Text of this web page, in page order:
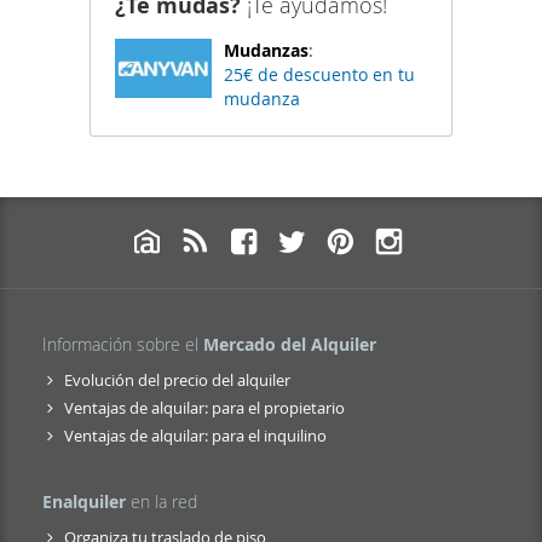
Mudanzas:
25€ de descuento en tu
mudanza
Información sobre el Mercado del Alquiler
Evolución del precio del alquiler
Ventajas de alquilar: para el propietario
Ventajas de alquilar: para el inquilino
Enalquiler en la red
Organiza tu traslado de piso